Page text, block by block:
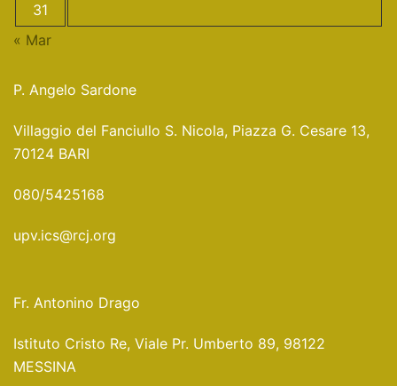
31
« Mar
P. Angelo Sardone
Villaggio del Fanciullo S. Nicola, Piazza G. Cesare 13,
70124 BARI
080/5425168
upv.ics@rcj.org
Fr. Antonino Drago
Istituto Cristo Re, Viale Pr. Umberto 89, 98122
MESSINA